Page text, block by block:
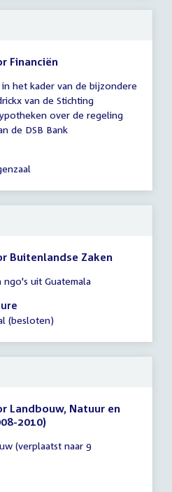
Financiën
het kader van de bijzondere
van de Stichting
over de regeling
de DSB Bank
Buitenlandse Zaken
uit Guatemala
(besloten)
Landbouw, Natuur en
2010)
(verplaatst naar 9